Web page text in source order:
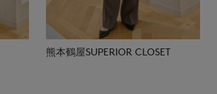
熊本鶴屋SUPERIOR CLOSET